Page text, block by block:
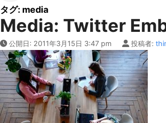
キ
ッ
プ
す
る
タグ: media
Media: Twitter
公開日: 2011年3月15日 3:47 pm 投稿者: